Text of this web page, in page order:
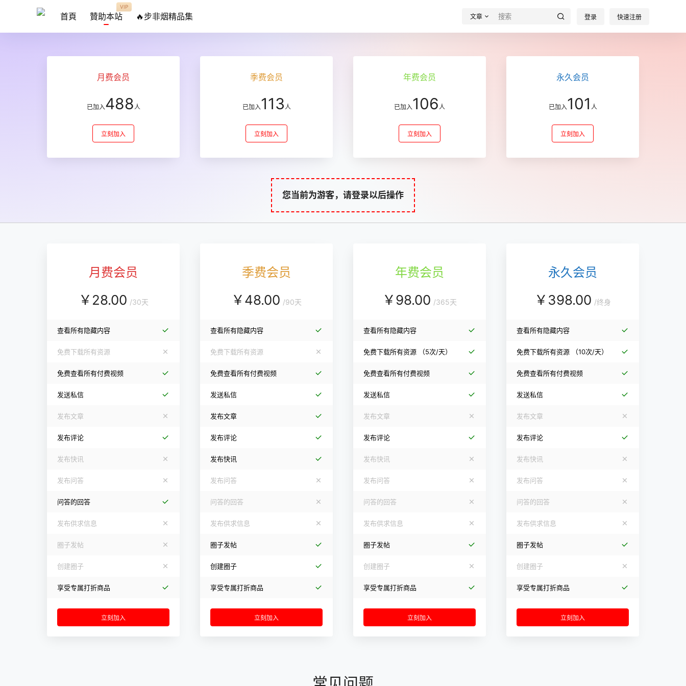
首頁 贊助本站
VIP
🔥步非烟精品集 文章 登录 快速注册
月费会员
已加入488人
立刻加入
季费会员
已加入113人
立刻加入
年费会员
已加入106人
立刻加入
永久会员
已加入101 人
立刻加入
您当前为游客，请登录以后操作
月费会员
￥ 28.00 /30天
查看所有隐藏内容
免费下载所有资源
免费查看所有付费视频
发送私信
发布文章
发布评论
发布快讯
发布问答
问答的回答
发布供求信息
圈子发帖
创建圈子
享受专属打折商品
立刻加入
季费会员
￥48.00 /90天
查看所有隐藏内容
免费下载所有资源
免费查看所有付费视频
发送私信
发布文章
发布评论
发布快讯
发布问答
问答的回答
发布供求信息
圈子发帖
创建圈子
享受专属打折商品
立刻加入
年费会员
￥98.00 /365天
查看所有隐藏内容
免费下载所有资源 （5次/天）
免费查看所有付费视频
发送私信
发布文章
发布评论
发布快讯
发布问答
问答的回答
发布供求信息
圈子发帖
创建圈子
享受专属打折商品
立刻加入
永久会员
￥ 398.00 /终身
查看所有隐藏内容
免费下载所有资源 （10次/天）
免费查看所有付费视频
发送私信
发布文章
发布评论
发布快讯
发布问答
问答的回答
发布供求信息
圈子发帖
创建圈子
享受专属打折商品
立刻加入